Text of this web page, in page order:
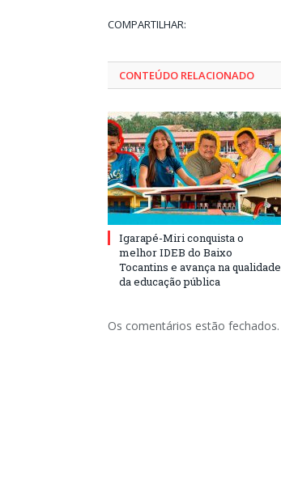
COMPARTILHAR:
CONTEÚDO RELACIONADO
Igarapé-Miri conquista o
melhor IDEB do Baixo
Tocantins e avança na qualidade
da educação pública
Os comentários estão fechados.